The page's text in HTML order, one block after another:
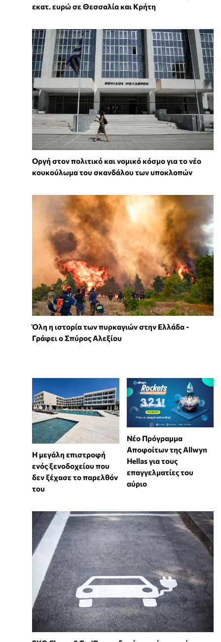
εκατ. ευρώ σε Θεσσαλία και Κρήτη
Οργή στον πολιτικό και νομικό κόσμο για το νέο
κουκούλωμα του σκανδάλου των υποκλοπών
Όλη η ιστορία των πυρκαγιών στην Ελλάδα -
Γράφει ο Σπύρος Αλεξίου
Η μεγάλη επιστροφή
ενός ξενοδοχείου που
δεν ξέχασε το παρελθόν
του
Νέο Πρόγραμμα
Αποφοίτων της Allwyn
Hellas για τους
επαγγελματίες του
αύριο